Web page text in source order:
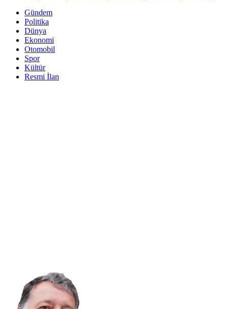
Gündem
Politika
Dünya
Ekonomi
Otomobil
Spor
Kültür
Resmi İlan